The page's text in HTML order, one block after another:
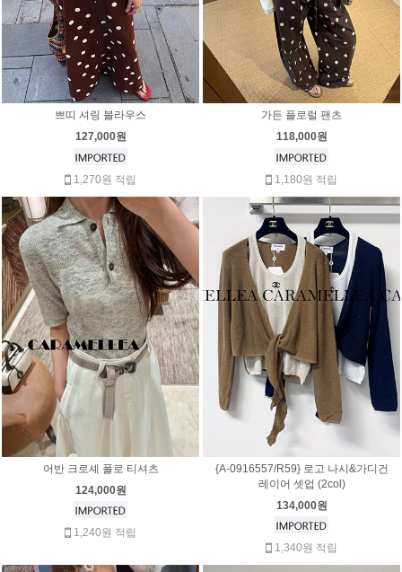
쁘띠 셔링 블라우스
127,000원
1,270원 적립
가든 플로럴 팬츠
118,000원
1,180원 적립
어반 크로셰 폴로 티셔츠
124,000원
1,240원 적립
{A-0916557/R59} 로고 나시&가디건
레이어 셋업 (2col)
134,000원
1,340원 적립